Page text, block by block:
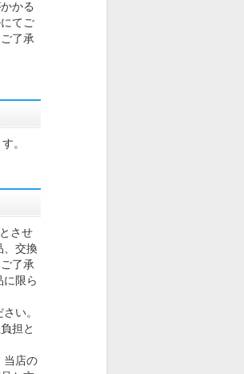
かる
てご
了承
。
させ
、交換
了承
に限ら
い。
担と
当店の